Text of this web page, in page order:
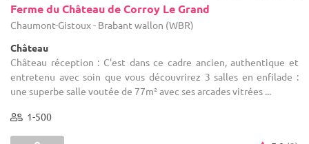
Ferme du Château de Corroy Le Grand
Chaumont-Gistoux - Brabant wallon (WBR)
Château
Château réception : C'est dans ce cadre ancien, authentique et
entretenu avec soin que vous découvrirez 3 salles en enfilade :
une superbe salle voutée de 77m² avec ses arcades vitrées ...
1-500